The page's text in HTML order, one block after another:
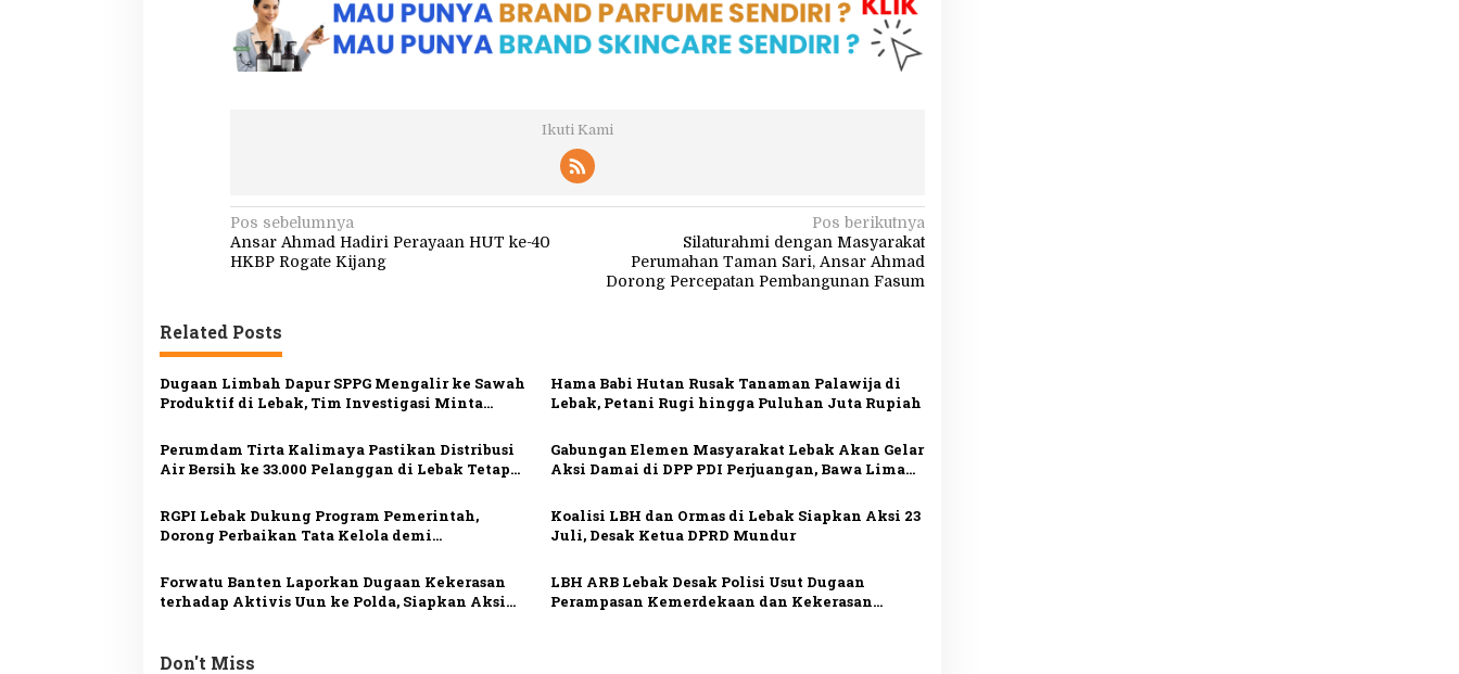
Ikuti Kami
N
a
i
g
a
s
i
p
o
s
Pos sebelumnya
Ansar Ahmad Hadiri Perayaan HUT ke-40
HKBP Rogate Kijang
Pos berikutnya
Silaturahmi dengan Masyarakat
Perumahan Taman Sari, Ansar Ahmad
Dorong Percepatan Pembangunan Fasum
Related Posts
Dugaan Limbah Dapur SPPG Mengalir ke Sawah
Produktif di Lebak, Tim Investigasi Minta
Hama Babi Hutan Rusak Tanaman Palawija di
Lebak, Petani Rugi hingga Puluhan Juta Rupiah
Perumdam Tirta Kalimaya Pastikan Distribusi
Air Bersih ke 33.000 Pelanggan di Lebak Tetap
Gabungan Elemen Masyarakat Lebak Akan Gelar
Aksi Damai di DPP PDI Perjuangan, Bawa Lima
RGPI Lebak Dukung Program Pemerintah,
Dorong Perbaikan Tata Kelola demi
Koalisi LBH dan Ormas di Lebak Siapkan Aksi 23
Juli, Desak Ketua DPRD Mundur
Forwatu Banten Laporkan Dugaan Kekerasan
terhadap Aktivis Uun ke Polda, Siapkan Aksi
LBH ARB Lebak Desak Polisi Usut Dugaan
Perampasan Kemerdekaan dan Kekerasan
Don't Miss